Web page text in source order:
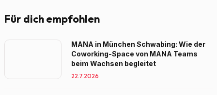
Für dich empfohlen
MANA in München Schwabing: Wie der
Coworking-Space von MANA Teams
beim Wachsen begleitet
22.7.2026